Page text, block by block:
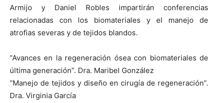
Armijo y Daniel Robles impartirán conferencias
relacionadas con los biomateriales y el manejo de
atrofias severas y de tejidos blandos.
“Avances en la regeneración ósea con biomateriales de
última generación”. Dra. Maribel González
“Manejo de tejidos y diseño en cirugía de regeneración”.
Dra. Virginia García